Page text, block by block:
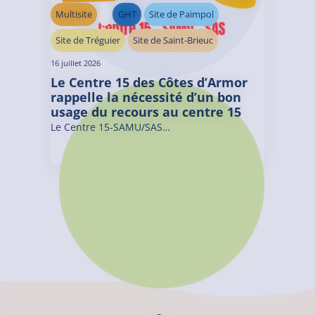
Multisite GHT Site de Paimpol
Site de Tréguier Site de Saint-Brieuc
16 juillet 2026
Le Centre 15 des Côtes d’Armor
rappelle la nécessité d’un bon
usage du recours au centre 15
Le Centre 15-SAMU/SAS…